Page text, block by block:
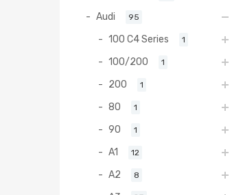
Audi 95
100 C4 Series 1
100/200 1
200 1
80 1
90 1
A1 12
A2 8